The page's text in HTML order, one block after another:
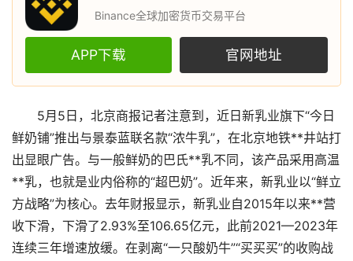
Binance全球加密货币交易平台
APP下载 官网地址
5月5日，北京商报记者注意到，近日新乳业旗下“今日
鲜奶铺”推出与景泰蓝联名款“浓牛乳”，在北京地铁**井站打
出显眼广告。与一般鲜奶的巴氏**乳不同，该产品采用高温
**乳，也就是业内俗称的“超巴奶”。近年来，新乳业以“鲜立
方战略”为核心。去年财报显示，新乳业自2015年以来**营
收下滑，下滑了2.93%至106.65亿元，此前2021—2023年
连续三年增速放缓。在剥离“一只酸奶牛”“买买买”的收购战